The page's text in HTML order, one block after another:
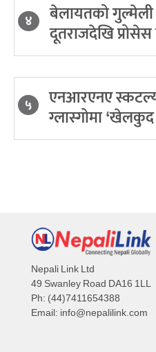
४ बेलायतको
दूतराजदेखि
५ एनआरएनए
ग्लास्गोमा
Nepali Link Ltd
49 Swanley Road DA16 1LL
Ph: (44)7411654388
Email: info@nepalilink.com